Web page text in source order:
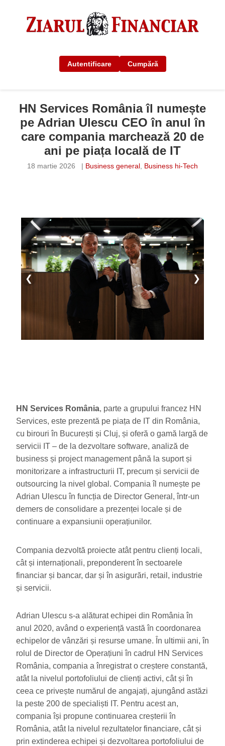
Autentificare Cumpără
HN Services România îl numește
pe Adrian Ulescu CEO în anul în
care compania marchează 20 de
ani pe piața locală de IT
18 martie 2026 | Business general, Business hi-Tech
❮ ❯
HN Services România, parte a grupului francez HN
Services, este prezentă pe piața de IT din România,
cu birouri în București și Cluj, și oferă o gamă largă de
servicii IT – de la dezvoltare software, analiză de
business și project management până la suport și
monitorizare a infrastructurii IT, precum și servicii de
outsourcing la nivel global. Compania îl numește pe
Adrian Ulescu în funcția de Director General, într-un
demers de consolidare a prezenței locale și de
continuare a expansiunii operațiunilor.
Compania dezvoltă proiecte atât pentru clienți locali,
cât și internaționali, preponderent în sectoarele
financiar și bancar, dar și în asigurări, retail, industrie
și servicii.
Adrian Ulescu s-a alăturat echipei din România în
anul 2020, având o experiență vastă în coordonarea
echipelor de vânzări și resurse umane. În ultimii ani, în
rolul de Director de Operațiuni în cadrul HN Services
România, compania a înregistrat o creștere constantă,
atât la nivelul portofoliului de clienți activi, cât și în
ceea ce privește numărul de angajați, ajungând astăzi
la peste 200 de specialiști IT. Pentru acest an,
compania își propune continuarea creșterii în
România, atât la nivelul rezultatelor financiare, cât și
prin extinderea echipei și dezvoltarea portofoliului de